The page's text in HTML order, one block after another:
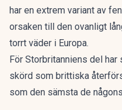
har en extrem variant av
orsaken till den ovanligt
torrt väder i Europa.
För Storbritanniens del
skörd som brittiska
som den sämsta de